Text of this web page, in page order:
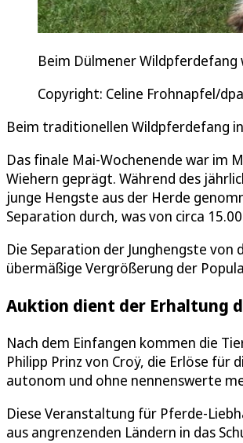
Beim Dülmener Wildpferdefang
Copyright: Celine Frohnapfel/dpa
Beim traditionellen Wildpferdefang
Das finale Mai-Wochenende war im
Wiehern geprägt. Während des
junge Hengste aus der Herde
Separation durch, was von circa
Die Separation der Junghengste
übermäßige Vergrößerung der
Auktion dient der Erhaltung
Nach dem Einfangen kommen die
Philipp Prinz von Croÿ, die Erlöse
autonom und ohne nennenswerte
Diese Veranstaltung für Pferde-
aus angrenzenden Ländern in das